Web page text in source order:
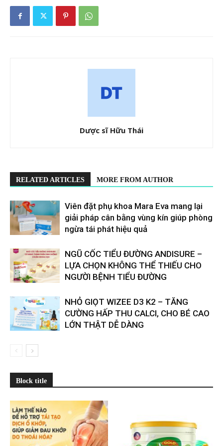
Dược sĩ Hữu Thái
RELATED ARTICLES MORE FROM AUTHOR
Viên đặt phụ khoa Mara Eva mang lại
giải pháp cân bằng vùng kín giúp phòng
ngừa tái phát hiệu quả
​​NGŨ CỐC TIỂU ĐƯỜNG ANDISURE –
LỰA CHỌN KHÔNG THỂ THIẾU CHO
NGƯỜI BỆNH TIỂU ĐƯỜNG
NHỎ GIỌT WIZEE D3 K2 – TĂNG
CƯỜNG HẤP THU CALCI, CHO BÉ CAO
LỚN THẬT DỄ DÀNG
Block title